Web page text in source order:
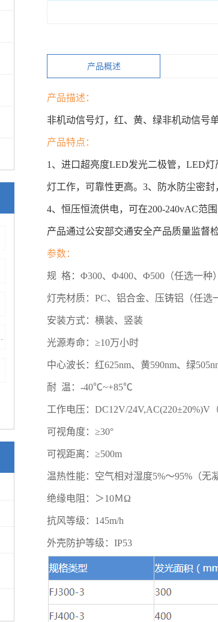
产品概述
产品描述：
非机动信号灯，红、黄、绿非机动信号
产品特点：
1、进口超亮度LED发光二极管，LED
灯工作，可靠性更高。3、防水防尘密
4、恒压恒流供电，可在200-240vAC范
产品通过公安部交通安全产品质量监督
参数：
规 格：Φ300、Φ400、Φ500（任选一种）
灯壳材质：PC、铝合金、压铸铝（任选
安装方式：横装、竖装
光源寿命：≥10万小时
中心波长：红625nm、黄590nm、绿
耐 温：-40℃~+85℃
工作电压：DC12V/24V,AC(220±20%)V
可视角度：≥30°
可视距离：≥500m
温热性能：空气相对湿度5%～95%（无
绝缘电阻：＞10ＭΩ
抗风等级：145m/h
外壳防护等级：IP53